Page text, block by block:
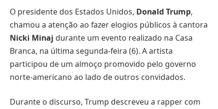
O presidente dos Estados Unidos, Donald Trump,
chamou a atenção ao fazer elogios públicos à cantora
Nicki Minaj durante um evento realizado na Casa
Branca, na última segunda-feira (6). A artista
participou de um almoço promovido pelo governo
norte-americano ao lado de outros convidados.
Durante o discurso, Trump descreveu a rapper com